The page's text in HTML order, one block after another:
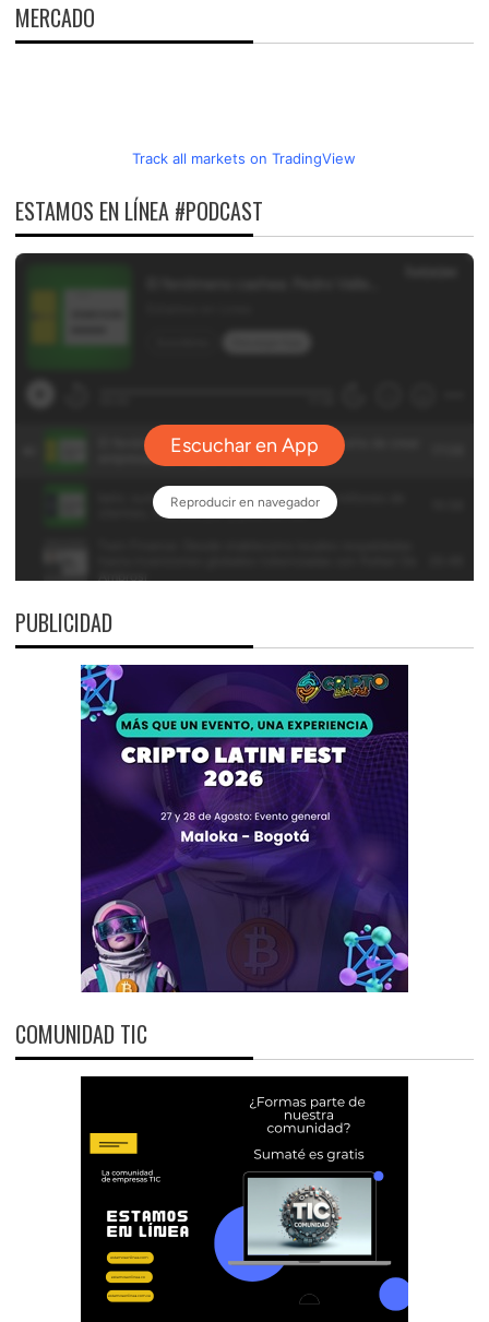
MERCADO
Track all markets on TradingView
ESTAMOS EN LÍNEA #PODCAST
PUBLICIDAD
COMUNIDAD TIC